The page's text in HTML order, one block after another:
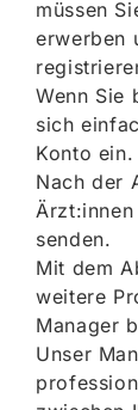
müssen
erwerben
Wenn Sie
sich
Konto ein.
Nach der
senden.
Mit dem
weitere
Manager
Unser